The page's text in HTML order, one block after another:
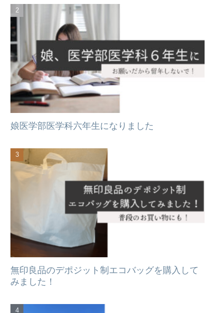
娘医学部医学科六年生になりました
無印良品のデポジット制エコバッグを購入して
みました！